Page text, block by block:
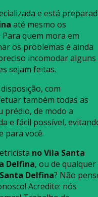
e está
até mesmo os
quem mora em
os problemas é ainda
incomodar alguns
sejam feitas.
com
também todas as
prédio, de modo a
e fácil possível,
para você.
no Vila Santa
Delfina, ou de qualquer
Delfina? Não
Acredite: nós